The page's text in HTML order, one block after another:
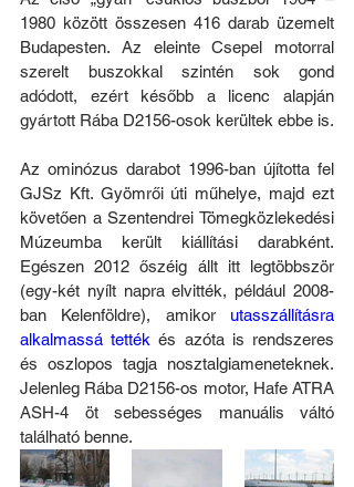
1980 között összesen 416 darab üzemelt
Budapesten. Az eleinte Csepel motorral
szerelt buszokkal szintén sok gond
adódott, ezért később a licenc alapján
gyártott Rába D2156-osok kerültek ebbe is.
Az ominózus darabot 1996-ban újította fel
GJSz Kft. Gyömrői úti műhelye, majd ezt
követően a Szentendrei Tömegközlekedési
Múzeumba került kiállítási darabként.
Egészen 2012 őszéig állt itt legtöbbször
(egy-két nyílt napra elvitték, például 2008-
ban Kelenföldre), amikor utasszállításra
alkalmassá tették és azóta is rendszeres
és oszlopos tagja nosztalgiameneteknek.
Jelenleg Rába D2156-os motor, Hafe ATRA
ASH-4 öt sebességes manuális váltó
található benne.